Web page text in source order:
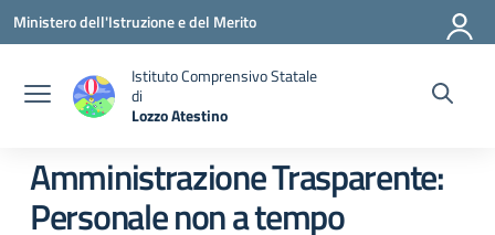
Vai ai contenuti
Vai al menu di navigazione
Vai al footer
Ministero dell'Istruzione e del Merito
Istituto Comprensivo Statale
di
Lozzo Atestino
Amministrazione Trasparente:
Personale non a tempo